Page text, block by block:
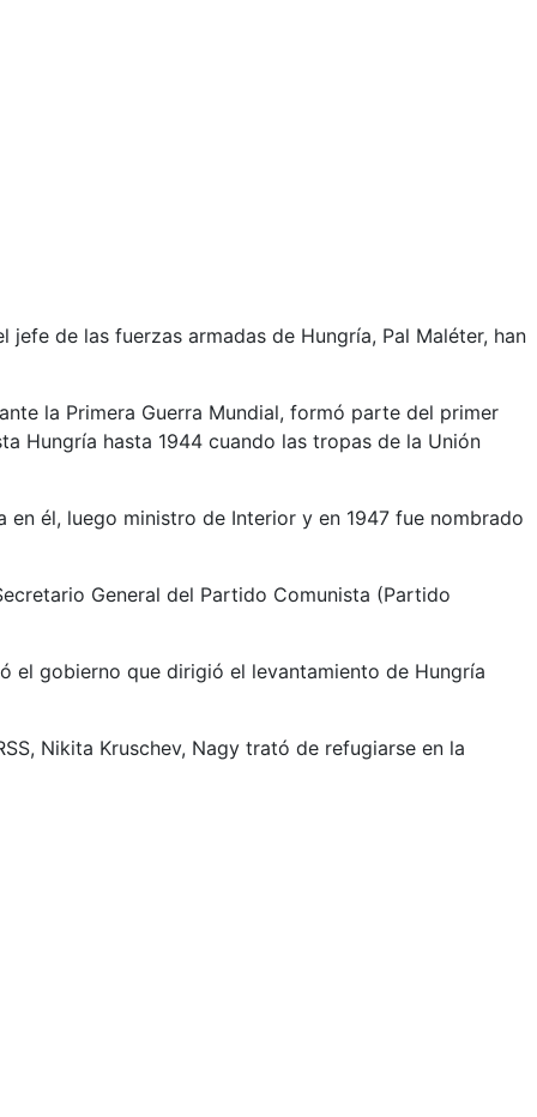
de las fuerzas armadas de Hungría, Pal Maléter, han
la Primera Guerra Mundial, formó parte del primer
Hungría hasta 1944 cuando las tropas de la Unión
él, luego ministro de Interior y en 1947 fue nombrado
General del Partido Comunista (Partido
el gobierno que dirigió el levantamiento de Hungría
Nikita Kruschev, Nagy trató de refugiarse en la